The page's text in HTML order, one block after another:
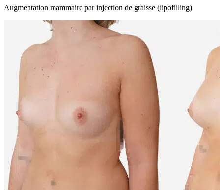
Augmentation mammaire par injection de graisse (lipofilling)